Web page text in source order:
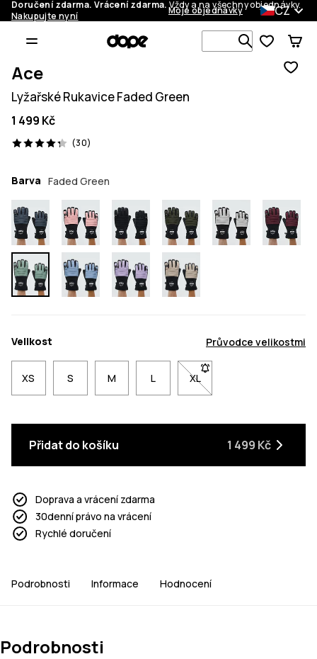
Doručení zdarma. Vrácení zdarma.Vždy a na všechny objednávky.
Nakupujte nyní
Moje objednávky CZ
Vyhledávej
Ace
Lyžařské Rukavice Faded Green
1 499 Kč
(30)
30 recenze, 4.3/5
Barva Faded Green
Velikost Průvodce velikostmi
XS S M L XL- Velikost XL není
Přidat do košíku 1 499 Kč
Doprava a vrácení zdarma
30denní právo na vrácení
Rychlé doručení
Podrobnosti Informace Hodnocení
Podrobnosti